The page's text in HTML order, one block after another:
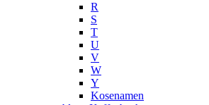
R
S
T
U
V
W
Y
Kosenamen